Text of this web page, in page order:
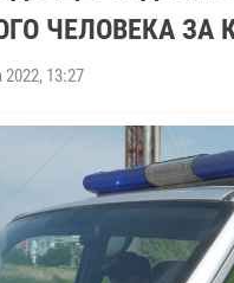
ЧЕЛОВЕКА ЗА
2022, 13:27